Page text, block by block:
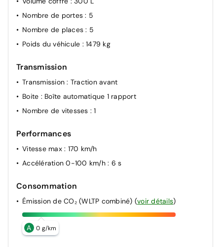
pluie
Freinage actif d'urgence urbain (piéton + cycliste +
intersection)
Alerte détection fatigue
Alerte de distance de sécurité
Airbags frontaux (conducteur et passager)
Sièges avec système ISOFIX
Airbags passager désactivable
Nombre de portes: 5
Nombre de places: 5
Poids du véhicule : 1479 kg
Transmission
Transmission: Traction avant
Boite : Boîte automatique 1 rapport
Nombre de vitesses : 1
Performances
Vitesse max : 170 km/h
Accélération 0-100 km/h : 6 s
Consommation
Émission de CO₂ (WLTP combiné) (voir détails)
A 0 g/km